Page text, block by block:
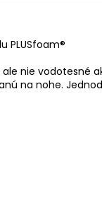
PLUSfoam®
nie vodotesné
na nohe.